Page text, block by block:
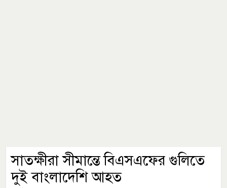
সাতক্ষীরা সীমান্তে বিএসএফের গুলিতে
দুই বাংলাদেশি আহত